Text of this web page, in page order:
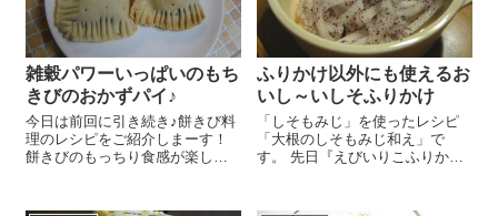
雑穀パワーいっぱいのもち
きびのおかずパイ♪
今日は前回に引き続き♪餅きび料
理のレシピをご紹介しまーす！
餅きびのもっちり食感が楽しい
ます。炊きやすい量で炊く方法
ふりかけ以外にも使えるお
いし～いしそふりかけ
「しそもみじ」を使ったレシピ
「大根のしそもみじ和え」で
す。 先日『えびいりこふりか
せないものをご紹介します！そ